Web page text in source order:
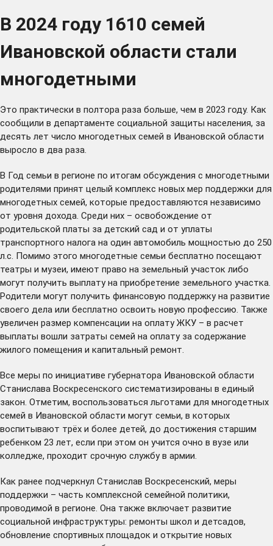
В 2024 году 1610 семей
Ивановской области стали
многодетными
Это практически в полтора раза больше, чем в 2023 году. Как
сообщили в департаменте социальной защиты населения, за
десять лет число многодетных семей в Ивановской области
выросло в два раза.
В Год семьи в регионе по итогам обсуждения с многодетными
родителями принят целый комплекс новых мер поддержки для
многодетных семей, которые предоставляются независимо
от уровня дохода. Среди них – освобождение от
родительской платы за детский сад и от уплаты
транспортного налога на один автомобиль мощностью до 250
л.с. Помимо этого многодетные семьи бесплатно посещают
театры и музеи, имеют право на земельный участок либо
могут получить выплату на приобретение земельного участка.
Родители могут получить финансовую поддержку на развитие
своего дела или бесплатно освоить новую профессию. Также
увеличен размер компенсации на оплату ЖКУ – в расчет
выплаты вошли затраты семей на оплату за содержание
жилого помещения и капитальный ремонт.
Все меры по инициативе губернатора Ивановской области
Станислава Воскресенского систематизированы в единый
закон. Отметим, воспользоваться льготами для многодетных
семей в Ивановской области могут семьи, в которых
воспитывают трёх и более детей, до достижения старшим
ребенком 23 лет, если при этом он учится очно в вузе или
колледже, проходит срочную службу в армии.
Как ранее подчеркнул Станислав Воскресенский, меры
поддержки – часть комплексной семейной политики,
проводимой в регионе. Она также включает развитие
социальной инфраструктуры: ремонты школ и детсадов,
обновление спортивных площадок и открытие новых